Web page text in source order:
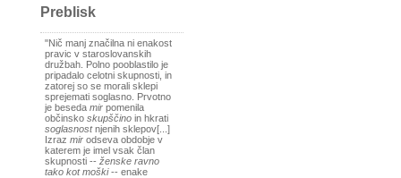
Preblisk
"Nič manj značilna ni enakost
pravic v staroslovanskih
družbah. Polno pooblastilo je
pripadalo celotni skupnosti, in
zatorej so se morali sklepi
sprejemati soglasno. Prvotno
je beseda mir pomenila
občinsko skupščino in hkrati
soglasnostnjenih sklepov[...]
Izraz mir odseva obdobje v
katerem je imel vsak član
skupnosti -- ženske ravno
tako kot moški-- enake